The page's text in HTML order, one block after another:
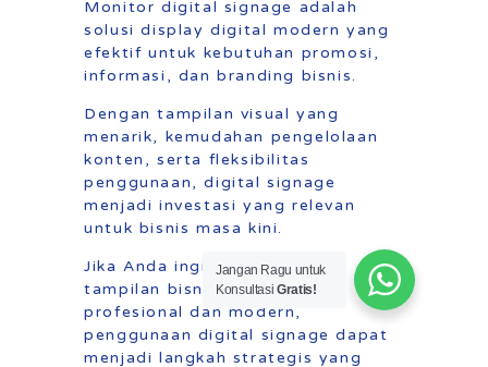
Monitor digital signage adalah
solusi display digital modern yang
efektif untuk kebutuhan promosi,
informasi, dan branding bisnis.
Dengan tampilan visual yang
menarik, kemudahan pengelolaan
konten, serta fleksibilitas
penggunaan, digital signage
menjadi investasi yang relevan
untuk bisnis masa kini.
Jika Anda ingin meningkatkan
tampilan bisnis menjadi lebih
profesional dan modern,
penggunaan digital signage dapat
menjadi langkah strategis yang
Jangan Ragu untuk
KonsultasiGratis!